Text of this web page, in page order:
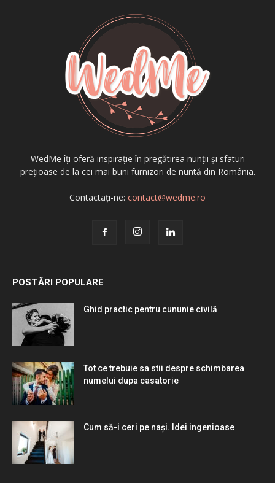
WedMe îți oferă inspirație în pregătirea nunții și sfaturi
prețioase de la cei mai buni furnizori de nuntă din România.
Contactați-ne: contact@wedme.ro
POSTĂRI POPULARE
Ghid practic pentru cununie civilă
Tot ce trebuie sa stii despre schimbarea
numelui dupa casatorie
Cum să-i ceri pe nași. Idei ingenioase